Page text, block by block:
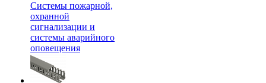
Системы пожарной,
охранной
сигнализации и
системы аварийного
оповещения